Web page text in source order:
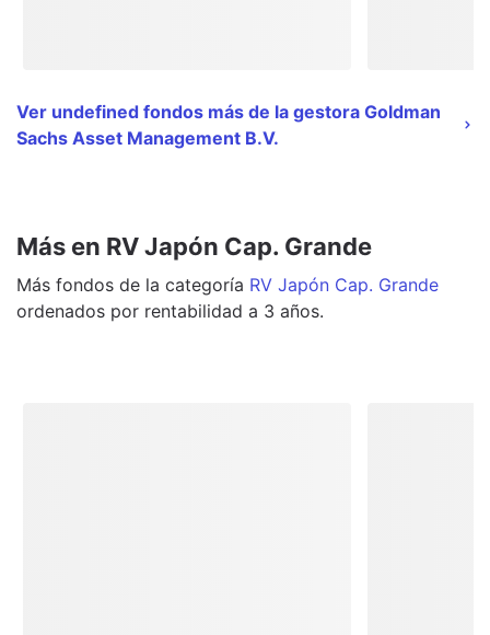
Ver undefined fondos más de la gestora Goldman
Sachs Asset Management B.V.
Más en RV Japón Cap. Grande
Más fondos de la categoría RV Japón Cap. Grande
ordenados por rentabilidad a 3 años.